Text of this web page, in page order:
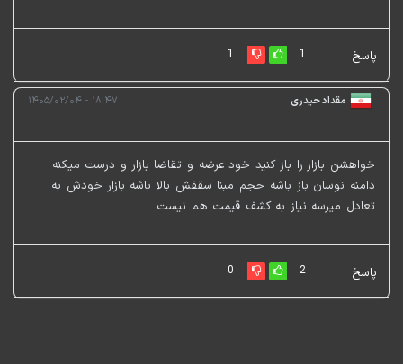
پاسخ 1
1
مقداد حیدری ۱۸:۴۷ - ۱۴۰۵/۰۲/۰۴
خواهشن بازار را باز کنید خود عرضه و تقاضا بازار و درست میکنه
دامنه نوسان باز باشه حجم مبنا سقفش بالا باشه بازار خودش به
تعادل میرسه نیاز به کشف قیمت هم نیست .
پاسخ 2
0